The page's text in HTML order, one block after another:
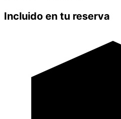
Incluido en tu reserva